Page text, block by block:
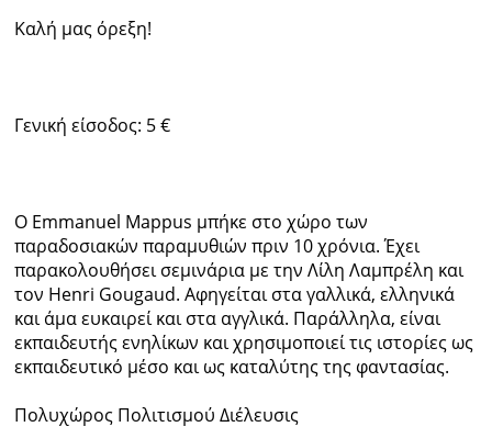
Καλή μας όρεξη!
Γενική είσοδος: 5 €
Ο Emmanuel Mappus μπήκε στο χώρο των
παραδοσιακών παραμυθιών πριν 10 χρόνια. Έχει
παρακολουθήσει σεμινάρια με την Λίλη Λαμπρέλη και
τον Henri Gougaud. Αφηγείται στα γαλλικά, ελληνικά
και άμα ευκαιρεί και στα αγγλικά. Παράλληλα, είναι
εκπαιδευτής ενηλίκων και χρησιμοποιεί τις ιστορίες ως
εκπαιδευτικό μέσο και ως καταλύτης της φαντασίας.
Πολυχώρος Πολιτισμού Διέλευσις